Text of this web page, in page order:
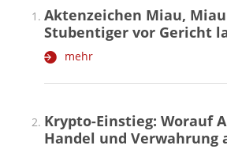
Aktenzeichen Miau,
Stubentiger vor Gericht
mehr
Krypto-Einstieg: Worauf
Handel und Verwahrung